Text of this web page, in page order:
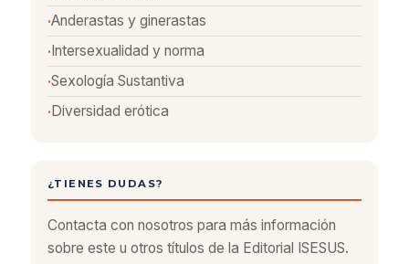
Anderastas y ginerastas
Intersexualidad y norma
Sexología Sustantiva
Diversidad erótica
¿TIENES DUDAS?
Contacta con nosotros para más información
sobre este u otros títulos de la Editorial ISESUS.